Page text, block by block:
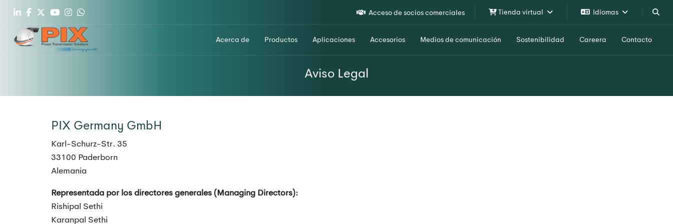
Acceso de socios comerciales Tienda virtual Idiomas
Acerca de Productos Aplicaciones Accesorios Medios de comunicación Sostenibilidad Careera Contacto
Aviso Legal
PIX Germany GmbH
Karl-Schurz-Str. 35
33100 Paderborn
Alemania
Representada por los directores generales (Managing Directors):
Rishipal Sethi
Karanpal Sethi